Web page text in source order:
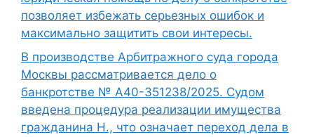
позволяет избежать серьезных ошибок и
максимально защитить свои интересы.
В производстве Арбитражного суда города
Москвы рассматривается дело о
банкротстве № А40-351238/2025. Судом
введена процедура реализации имущества
гражданина Н., что означает переход дела в